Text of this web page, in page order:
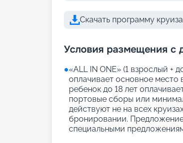
Скачать программу круиза
Условия размещения с
●«АLL IN ONE» (1 взрослый +
оплачивает основное
ребенок до 18 лет
портовые сборы или
действуют не на всех
бронировании.
специальными